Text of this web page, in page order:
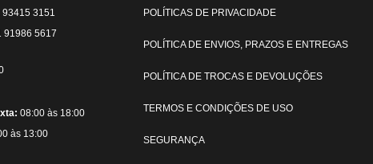
93415 3151
91986 5617
08:00 às 18:00
às 13:00
POLÍTICAS DE PRIVACIDADE
POLÍTICA DE ENVIOS, PRAZOS E ENTREGAS
POLÍTICA DE TROCAS E DEVOLUÇÕES
TERMOS E CONDIÇÕES DE USO
SEGURANÇA